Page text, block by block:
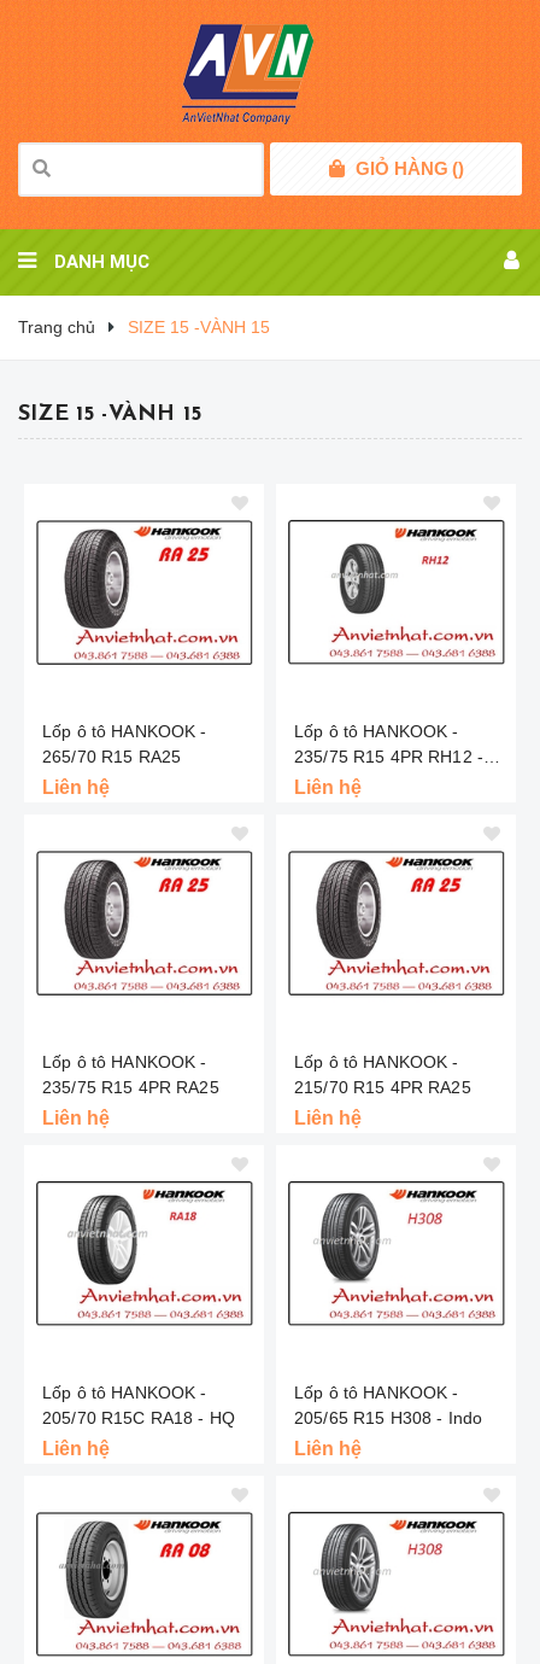
GIỎ HÀNG ()
DANH MỤC
Trang chủ SIZE 15 -VÀNH 15
SIZE 15 -VÀNH 15
Lốp ô tô HANKOOK -
265/70 R15 RA25
Liên hệ
Lốp ô tô HANKOOK -
235/75 R15 4PR RH12 -
Indo
Liên hệ
Lốp ô tô HANKOOK -
235/75 R15 4PR RA25
Liên hệ
Lốp ô tô HANKOOK -
215/70 R15 4PR RA25
Liên hệ
Lốp ô tô HANKOOK -
205/70 R15C RA18 - HQ
Liên hệ
Lốp ô tô HANKOOK -
205/65 R15 H308 - Indo
Liên hệ